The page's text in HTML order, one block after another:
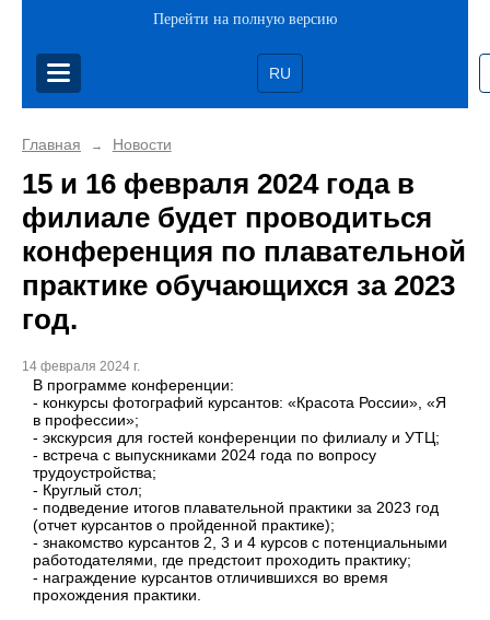
Перейти на полную версию
RU
Главная → Новости
15 и 16 февраля 2024 года в
филиале будет проводиться
конференция по плавательной
практике обучающихся за 2023
год.
14 февраля 2024 г.
В программе конференции:
- конкурсы фотографий курсантов: «Красота России», «Я
в профессии»;
- экскурсия для гостей конференции по филиалу и УТЦ;
- встреча с выпускниками 2024 года по вопросу
трудоустройства;
- Круглый стол;
- подведение итогов плавательной практики за 2023 год
(отчет курсантов о пройденной практике);
- знакомство курсантов 2, 3 и 4 курсов с потенциальными
работодателями, где предстоит проходить практику;
- награждение курсантов отличившихся во время
прохождения практики.